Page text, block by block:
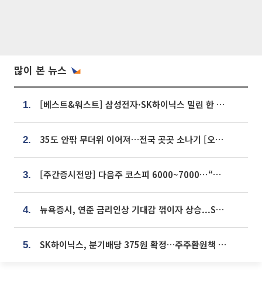
많이 본 뉴스
1. [베스트&워스트] 삼성전자·SK하이닉스 밀린 한 주…상상인증권은 85% 급등
2. 35도 안팎 무더위 이어져…전국 곳곳 소나기 [오늘 날씨]
3. [주간증시전망] 다음주 코스피 6000~7000⋯“外人 수급은 정책이 변수”
4. 뉴욕증시, 연준 금리인상 기대감 꺾이자 상승...S&P500 사상 최고치 [종합]
5. SK하이닉스, 분기배당 375원 확정…주주환원책 9월로 앞당겨 발표